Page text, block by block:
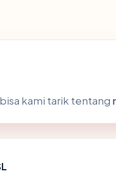
kami tarik tentang